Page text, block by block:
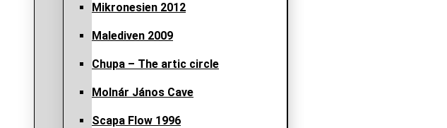
Mikronesien 2012
Malediven 2009
Chupa – The artic circle
Molnár János Cave
Scapa Flow 1996